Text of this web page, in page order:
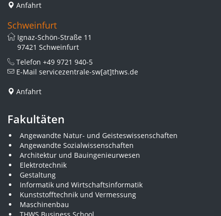
Anfahrt
Schweinfurt
Ignaz-Schön-Straße 11
97421 Schweinfurt
Telefon +49 9721 940-5
E-Mail servicezentrale-sw[at]thws.de
Anfahrt
Fakultäten
Angewandte Natur- und Geisteswissenschaften
Angewandte Sozialwissenschaften
Architektur und Bauingenieurwesen
Elektrotechnik
Gestaltung
Informatik und Wirtschaftsinformatik
Kunststofftechnik und Vermessung
Maschinenbau